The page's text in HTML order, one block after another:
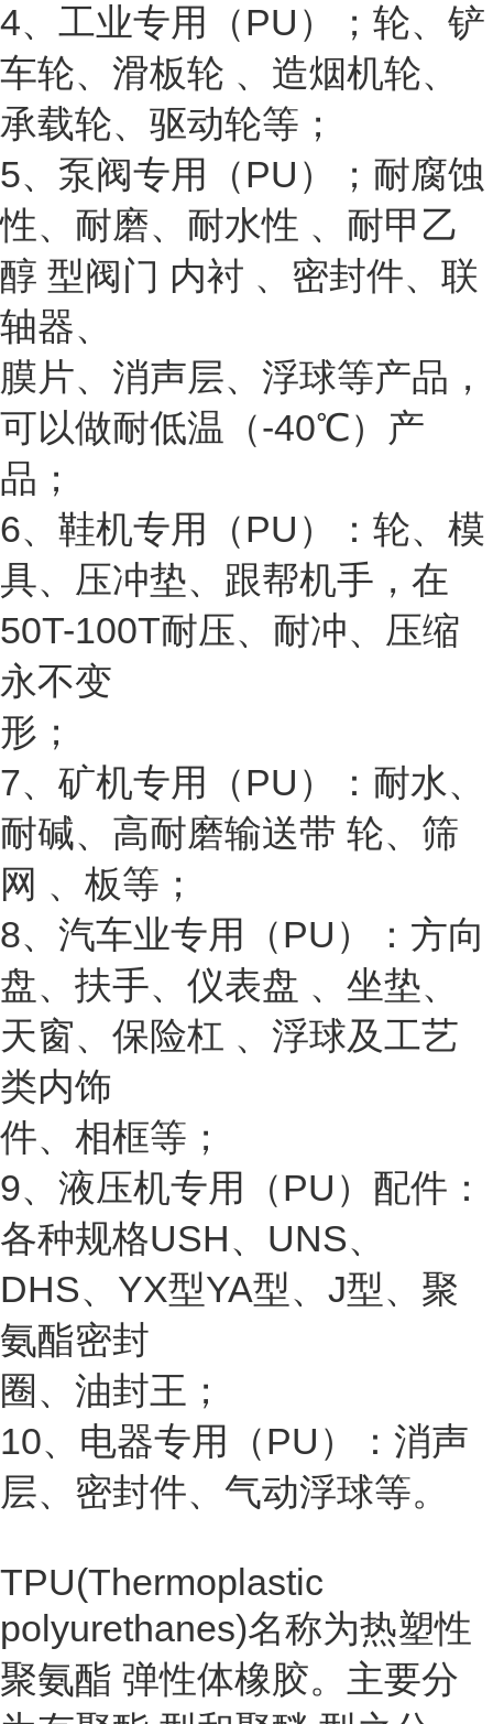
4、工业专用（PU）；轮、铲
车轮、滑板轮 、造烟机轮、
承载轮、驱动轮等；
5、泵阀专用（PU）；耐腐蚀
性、耐磨、耐水性 、耐甲乙
醇 型阀门 内衬 、密封件、联
轴器、
膜片、消声层、浮球等产品，
可以做耐低温（-40℃）产
品；
6、鞋机专用（PU）：轮、模
具、压冲垫、跟帮机手，在
50T-100T耐压、耐冲、压缩
永不变
形；
7、矿机专用（PU）：耐水、
耐碱、高耐磨输送带 轮、筛
网 、板等；
8、汽车业专用（PU）：方向
盘、扶手、仪表盘 、坐垫、
天窗、保险杠 、浮球及工艺
类内饰
件、相框等；
9、液压机专用（PU）配件：
各种规格USH、UNS、
DHS、YX型YA型、J型、聚
氨酯密封
圈、油封王；
10、电器专用（PU）：消声
层、密封件、气动浮球等。
TPU(Thermoplastic
polyurethanes)名称为热塑性
聚氨酯 弹性体橡胶。主要分